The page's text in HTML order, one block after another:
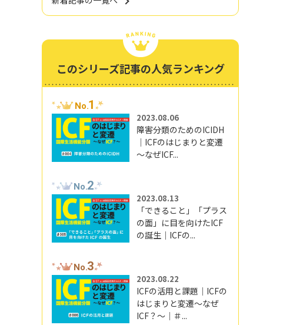
このシリーズ記事の人気ランキング
No.1
2023.08.06
障害分類のためのICIDH
｜ICFのはじまりと変遷
～なぜICF...
No.2
2023.08.13
「できること」「プラス
の面」に目を向けたICF
の誕生｜ICFの...
No.3
2023.08.22
ICFの活用と課題｜ICFの
はじまりと変遷～なぜ
ICF？～｜＃...